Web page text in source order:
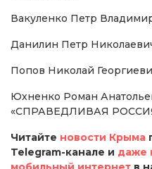
Вакуленко Петр
Данилин Петр
Попов Николай
Юхненко Роман
«СПРАВЕДЛИВАЯ
Читайте новости Крыма
Telegram-канале и даже